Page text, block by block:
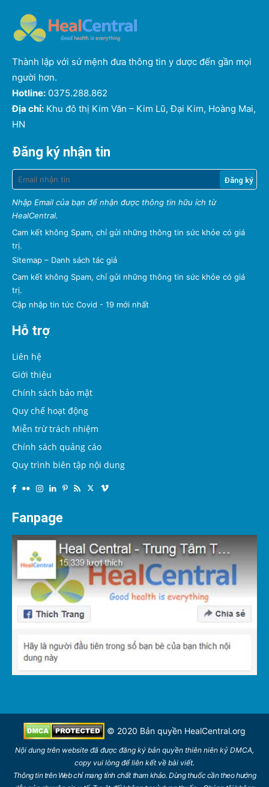
Thành lập với sứ mệnh đưa thông tin y dược đến gần mọi
người hơn.
Hotline: 0375.288.862
Địa chỉ: Khu đô thị Kim Văn – Kim Lũ, Đại Kim, Hoàng Mai,
HN
Đăng ký nhận tin
Nhập Email của bạn để nhận được thông tin hữu ích từ
HealCentral.
Cam kết không Spam, chỉ gửi những thông tin sức khỏe có giá
trị.
Sitemap – Danh sách tác giả
Cam kết không Spam, chỉ gửi những thông tin sức khỏe có giá
trị.
Cập nhập tin tức Covid - 19 mới nhất
Hỗ trợ
Liên hệ
Giới thiệu
Chính sách bảo mật
Quy chế hoạt động
Miễn trừ trách nhiệm
Chính sách quảng cáo
Quy trình biên tập nội dung
Fanpage
© 2020 Bản quyền HealCentral.org
Nội dung trên website đã được đăng ký bản quyền thiên niên kỷ DMCA,
copy vui lòng đểliên kếtvề bài viết.
Thông tin trên Web chỉ mang tính chất tham khảo. Dùng thuốc cần theo hướng